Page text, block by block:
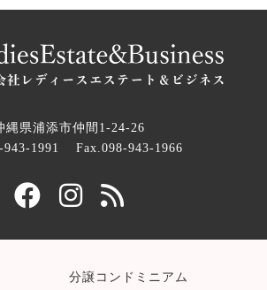
縄県浦添市仲間1-24-26
1991
Fax.098-943-1966
分譲コンドミニアム